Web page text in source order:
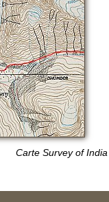
Carte Survey ofIndia